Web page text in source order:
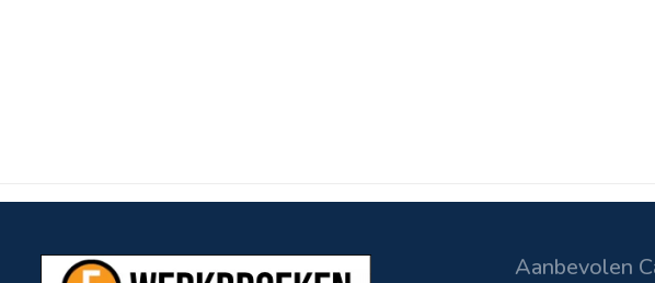
Aanbevolen